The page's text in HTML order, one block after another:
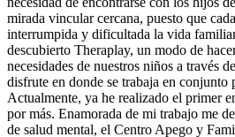
mirada vincular cercana, puesto que
interrumpida y dificultada la vida
descubierto Theraplay, un modo de
necesidades de nuestros niños a través
disfrute en donde se trabaja en conjunto
Actualmente, ya he realizado el primer
por más. Enamorada de mi trabajo me
de salud mental, el Centro Apego y